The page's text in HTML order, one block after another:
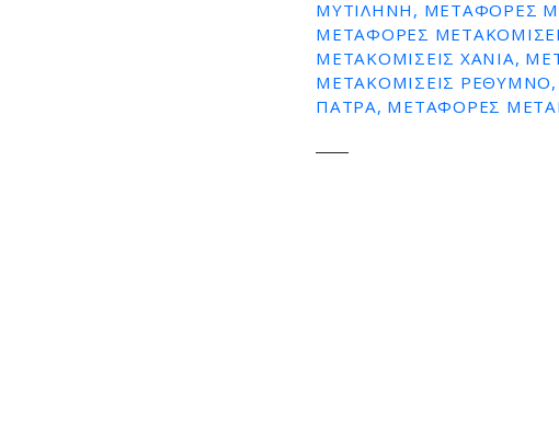
ΜΥΤΙΛΗΝΗ, ΜΕΤΑΦΟΡΕΣ
ΜΕΤΑΦΟΡΕΣ
ΜΕΤΑΚΟΜΙΣΕΙΣ ΧΑΝΙΑ,
ΜΕΤΑΚΟΜΙΣΕΙΣ
ΠΑΤΡΑ, ΜΕΤΑΦΟΡΕΣ